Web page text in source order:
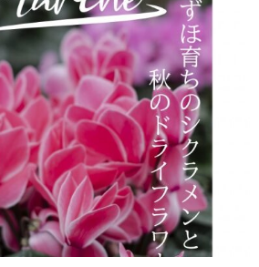
グリーン
ドライフラワー
ハレハナについて
お問い合わせ
instagram